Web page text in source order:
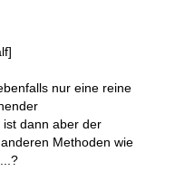
nur eine reine
ist dann aber der
Methoden wie